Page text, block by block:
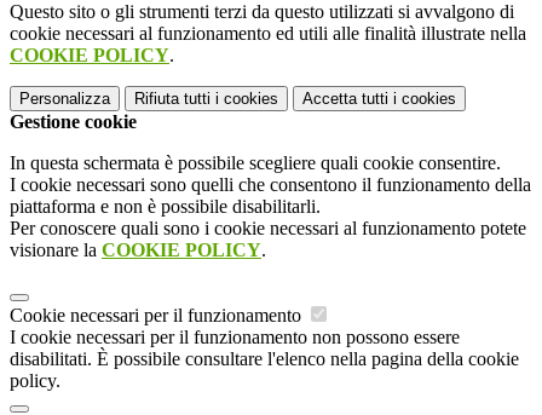
Questo sito o gli strumenti terzi da questo utilizzati si avvalgono di
cookie necessari al funzionamento ed utili alle finalità illustrate nella
COOKIE POLICY.
Personalizza Rifiuta tutti i cookies Accetta tutti i cookies
Gestione cookie
In questa schermata è possibile scegliere quali cookie consentire.
I cookie necessari sono quelli che consentono il funzionamento della
piattaforma e non è possibile disabilitarli.
Per conoscere quali sono i cookie necessari al funzionamento potete
visionare la COOKIE POLICY.
Cookie necessari per il funzionamento
I cookie necessari per il funzionamento non possono essere
disabilitati. È possibile consultare l'elenco nella pagina della cookie
policy.